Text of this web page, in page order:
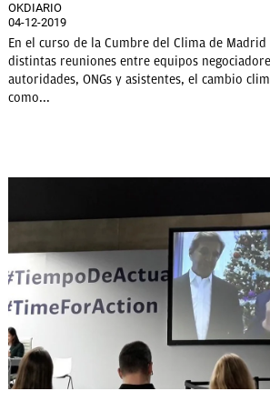
OKDIARIO
04-12-2019
En el curso de la Cumbre del Clima de
distintas reuniones entre equipos
autoridades, ONGs y asistentes, el cambio
como...